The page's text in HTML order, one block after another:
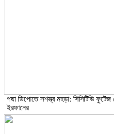
পদ্মা ডিপোতে সশস্ত্র মহড়া: সিসিটিভি ফুটেজ
ইরফানের